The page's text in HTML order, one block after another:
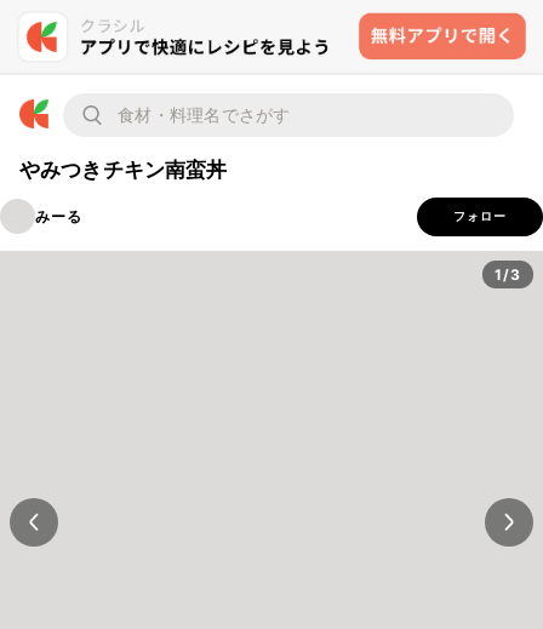
やみつきチキン南蛮丼
みーる フォロー
1/3